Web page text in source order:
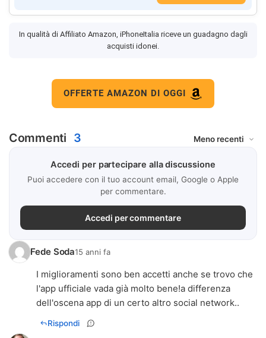
In qualità di Affiliato Amazon, iPhoneItalia riceve un guadagno dagli
acquisti idonei.
OFFERTE AMAZON DI OGGI
Commenti 3
Accedi per partecipare alla discussione
Puoi accedere con il tuo account email, Google o Apple
per commentare.
Accedi per commentare
Fede Soda15 anni fa
I miglioramenti sono ben accetti anche se trovo che
l'app ufficiale vada già molto bene!a differenza
dell'oscena app di un certo altro social network..
Rispondi